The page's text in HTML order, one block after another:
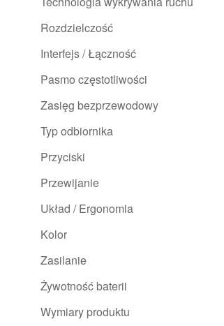
Rozdzielczość
Interfejs / Łączność
Pasmo częstotliwości
Zasięg bezprzewodowy
Typ odbiornika
Przyciski
Przewijanie
Układ / Ergonomia
Kolor
Zasilanie
Żywotność baterii
Wymiary produktu